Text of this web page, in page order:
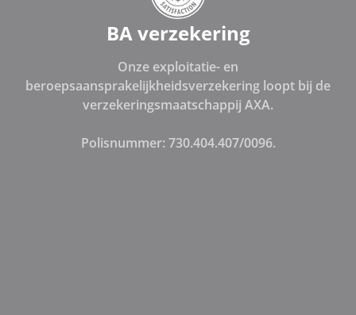
BA verzekering
Onze exploitatie- en
beroepsaansprakelijkheidsverzekering loopt bij de
verzekeringsmaatschappij AXA.
Polisnummer: 730.404.407/0096.